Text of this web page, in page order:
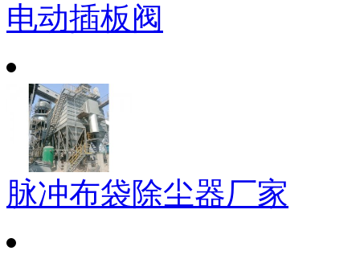
电动插板阀
脉冲布袋除尘器厂家